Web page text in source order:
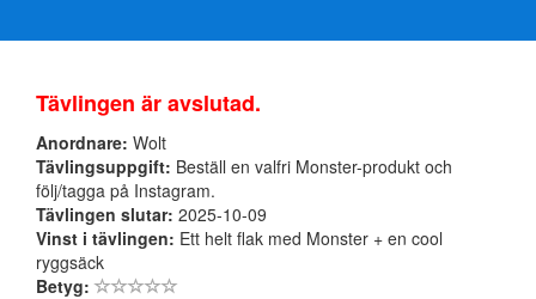
Tävlingen är avslutad.
Anordnare: Wolt
Tävlingsuppgift: Beställ en valfri Monster-produkt och
följ/tagga på Instagram.
Tävlingen slutar: 2025-10-09
Vinst i tävlingen: Ett helt flak med Monster + en cool
ryggsäck
Betyg: